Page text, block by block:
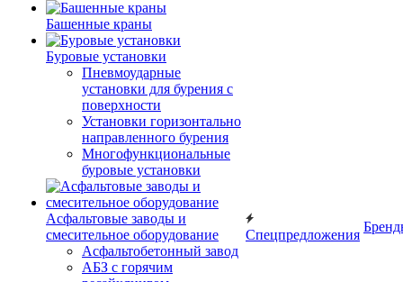
Башенные краны
Буровые установки
Пневмоударные
установки для бурения с
поверхности
Установки горизонтально
направленного бурения
Многофункциональные
буровые установки
Асфальтовые заводы и
смесительное оборудование
Асфальтобетонный завод
АБЗ с горячим
Спецпредложения